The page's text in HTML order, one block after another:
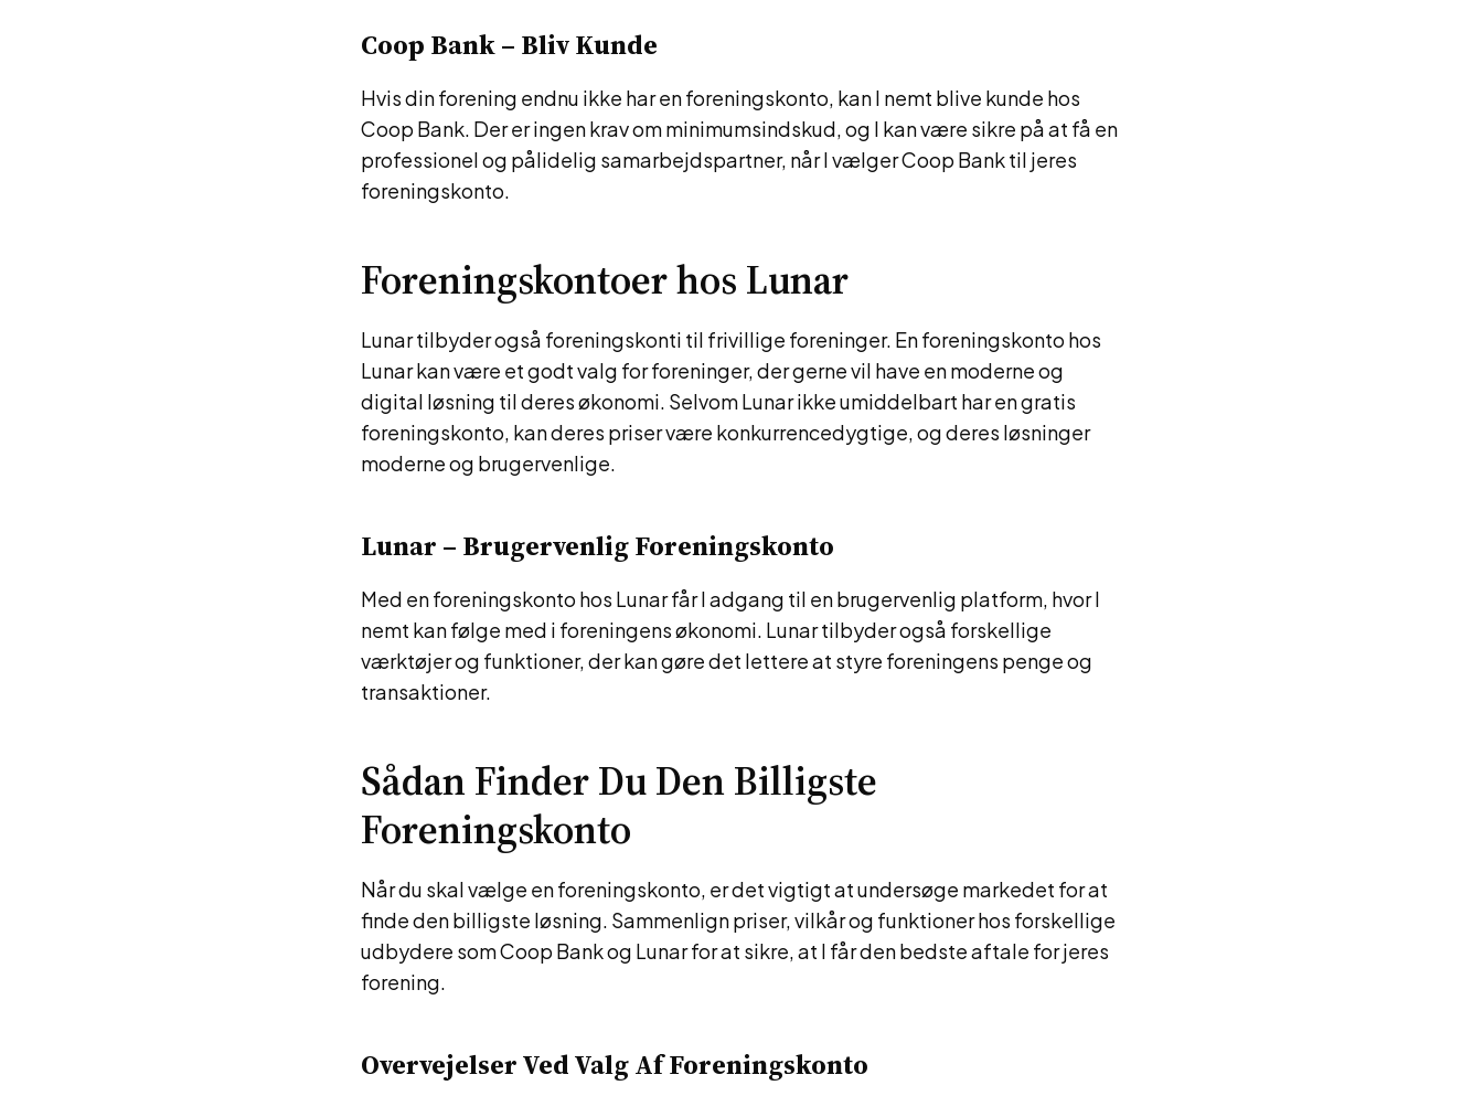
Coop Bank – Bliv Kunde
Hvis din forening endnu ikke har en foreningskonto, kan I nemt blive kunde hos
Coop Bank. Der er ingen krav om minimumsindskud, og I kan være sikre på at få en
professionel og pålidelig samarbejdspartner, når I vælger Coop Bank til jeres
foreningskonto.
Foreningskontoer hos Lunar
Lunar tilbyder også foreningskonti til frivillige foreninger. En foreningskonto hos
Lunar kan være et godt valg for foreninger, der gerne vil have en moderne og
digital løsning til deres økonomi. Selvom Lunar ikke umiddelbart har en gratis
foreningskonto, kan deres priser være konkurrencedygtige, og deres løsninger
moderne og brugervenlige.
Lunar – Brugervenlig Foreningskonto
Med en foreningskonto hos Lunar får I adgang til en brugervenlig platform, hvor I
nemt kan følge med i foreningens økonomi. Lunar tilbyder også forskellige
værktøjer og funktioner, der kan gøre det lettere at styre foreningens penge og
transaktioner.
Sådan Finder Du Den Billigste
Foreningskonto
Når du skal vælge en foreningskonto, er det vigtigt at undersøge markedet for at
finde den billigste løsning. Sammenlign priser, vilkår og funktioner hos forskellige
udbydere som Coop Bank og Lunar for at sikre, at I får den bedste aftale for jeres
forening.
Overvejelser Ved Valg Af Foreningskonto